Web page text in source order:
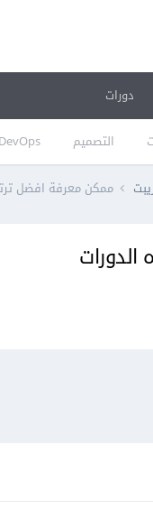
التصميم DevOps
دورات
ممكن معرفة افضل